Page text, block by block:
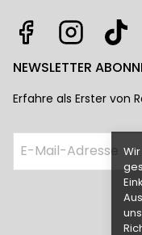
NEWSLETTER
Erfahre als Erster von